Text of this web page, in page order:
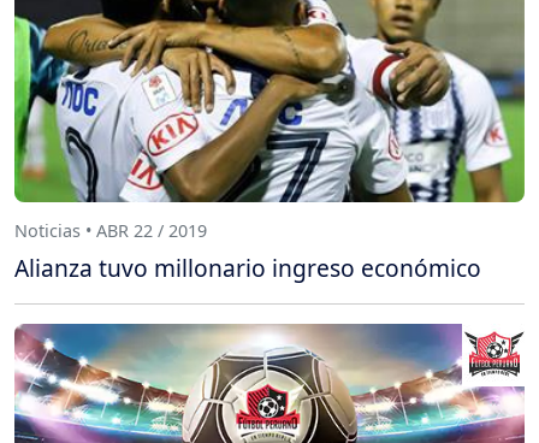
Noticias • ABR 22 / 2019
Alianza tuvo millonario ingreso económico